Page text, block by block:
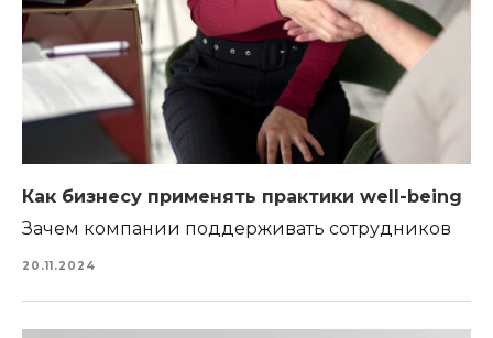
Как бизнесу применять практики well-being
Зачем компании поддерживать сотрудников
20.11.2024